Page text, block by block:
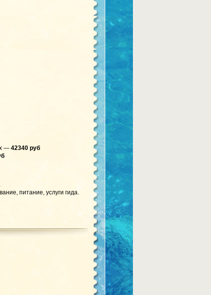
— 42340 руб
питание, услуги гида.